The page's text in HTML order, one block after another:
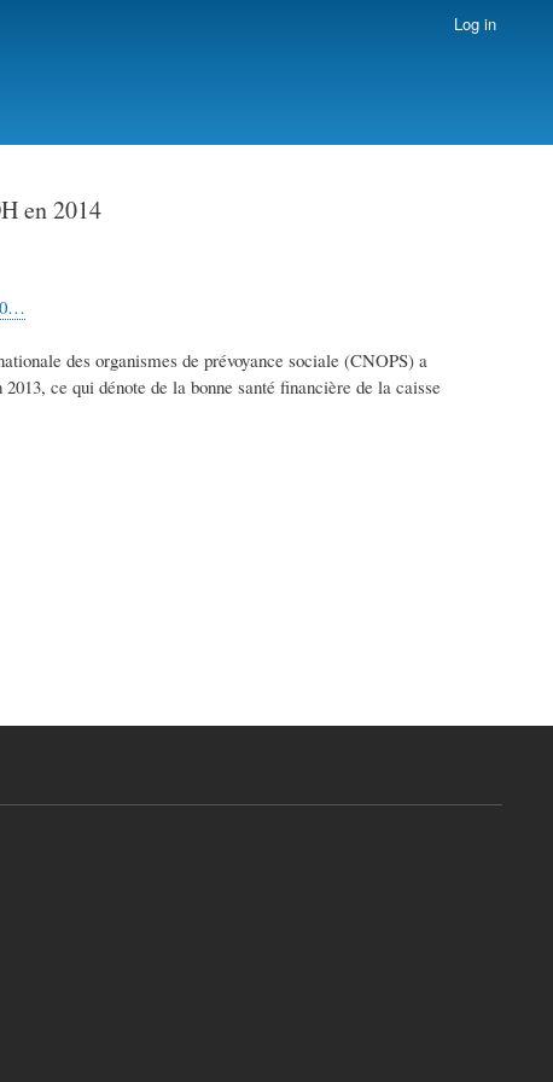
Log in
en 2014
des organismes de prévoyance sociale (CNOPS) a
ce qui dénote de la bonne santé financière de la caisse